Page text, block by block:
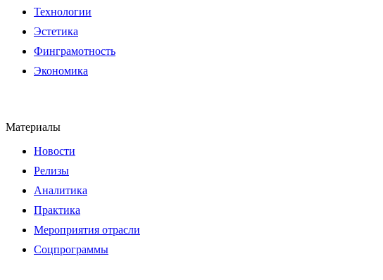
Технологии
Эстетика
Финграмотность
Экономика
Материалы
Новости
Релизы
Аналитика
Практика
Мероприятия отрасли
Соцпрограммы